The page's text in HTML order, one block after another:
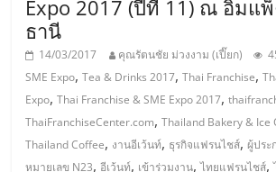
ไชส์,
รวม
แฟ
Expo 2017 (ปีที่ 11) ณ อิมแ
ธานี
14/03/2017 คุณรัตนชัย ม่วงงาม (เปี๊ยก)
SME Expo,Tea & Drinks 2017,Thai Franchise,
Expo,Thai Franchise & SME Expo 2017,
ThaiFranchiseCenter.com,Thailand Bakery & Ice
Thailand Coffee, งานอีเว้นท์, ธุรกิจแฟรนไชส์,ผู้ประ
หมายเลข N23,อีเว้นท์, เข้าร่วมงาน,ไทยแฟรนไชส์,